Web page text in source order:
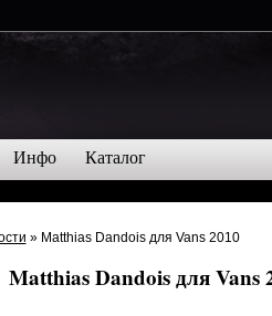
Инфо Каталог
» Matthias Dandois для Vans 2010
Matthias Dandois для Vans